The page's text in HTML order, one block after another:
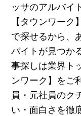
ッサのアルバイ
【タウンワー
で探せるから、
バイトが見つか
事探しは業界ト
ンワーク】をご
員・元社員のク
い・面白さを徹